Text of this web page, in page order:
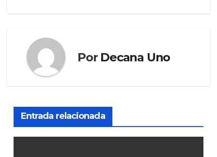
Por Decana Uno
Entrada relacionada